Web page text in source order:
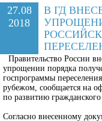
27.08
2018
В ГД
Правительство России
упрощении порядка
госпрограммы
рубежом, сообщается на
по развитию
Согласно внесенному